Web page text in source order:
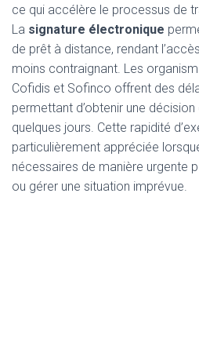
ce qui accélère le processus de
La signature électronique
de prêt à distance, rendant
moins contraignant. Les
Cofidis et Sofinco offrent des
permettant d’obtenir une
quelques jours. Cette rapidité
particulièrement appréciée
nécessaires de manière urgente
ou gérer une situation imprévue.